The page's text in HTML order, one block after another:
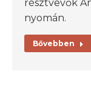
résztvevők
nyomán.
Bővebben